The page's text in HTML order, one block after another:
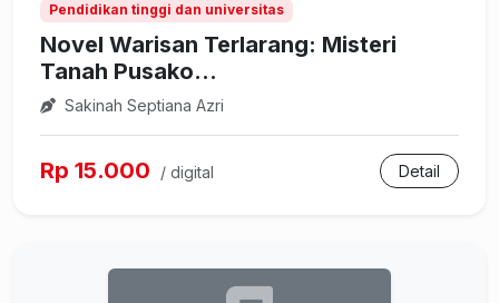
Pendidikan tinggi dan universitas
Novel Warisan Terlarang: Misteri
Tanah Pusako...
Sakinah Septiana Azri
Rp 15.000 / digital Detail